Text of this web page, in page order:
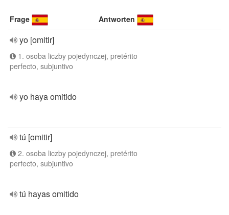
Frage Antworten
yo [omitir]
1. osoba liczby pojedynczej, pretérito
perfecto, subjuntivo
yo haya omitido
tú [omitir]
2. osoba liczby pojedynczej, pretérito
perfecto, subjuntivo
tú hayas omitido